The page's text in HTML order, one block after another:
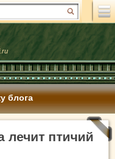
блога
лечит птичий